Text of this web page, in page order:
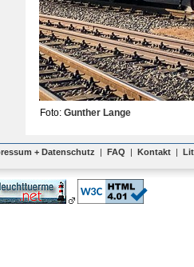
Foto: Gunther Lange
+ Datenschutz | FAQ | Kontakt |